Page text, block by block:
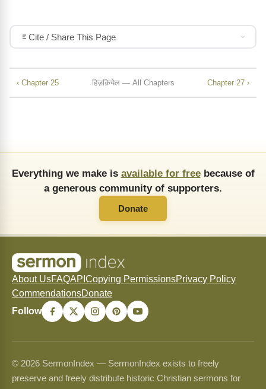
Cite / Share This Page
‹ Chapter 25 हिज़क़ियेल — All Chapters Chapter 27 ›
Everything we make is available for freebecause of
a generous community of supporters.
Donate
About UsFAQAPI Copying PermissionsPrivacy Policy
CommendationsDonate
Follow
© 2026 SermonIndex — SermonIndex exists to freely
preserve and freely distribute historic Christian sermons for